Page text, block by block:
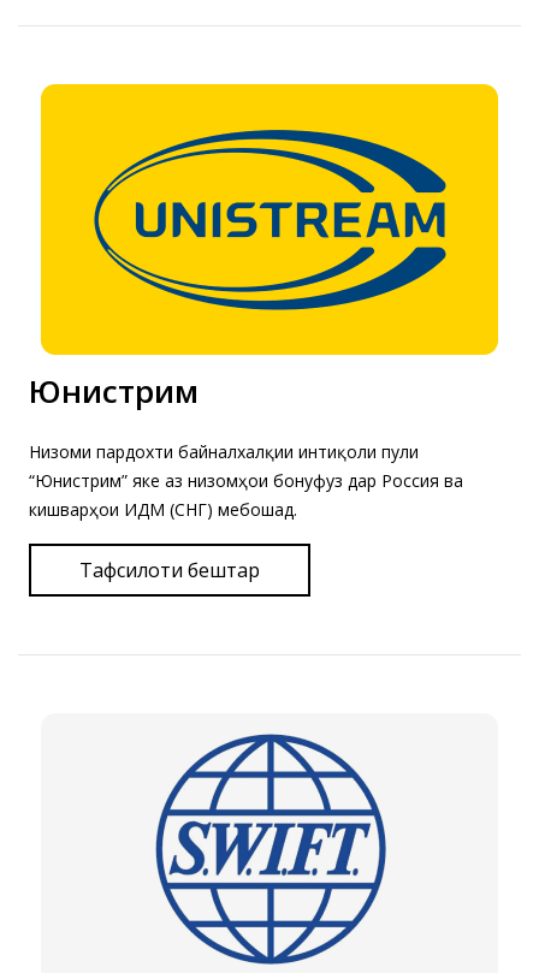
Юнистрим
Низоми пардохти байналхалқии интиқоли пули
“Юнистрим” яке аз низомҳои бонуфуз дар Россия ва
кишварҳои ИДМ (СНГ) мебошад.
Тафсилоти бештар